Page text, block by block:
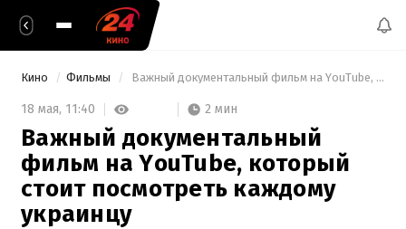
Кино Фильмы Важный документальный фильм на YouTube, который стоит посмотреть каждому украинцу
18 мая, 11:40 2 мин
Важный документальный
фильм на YouTube, который
стоит посмотреть каждому
украинцу